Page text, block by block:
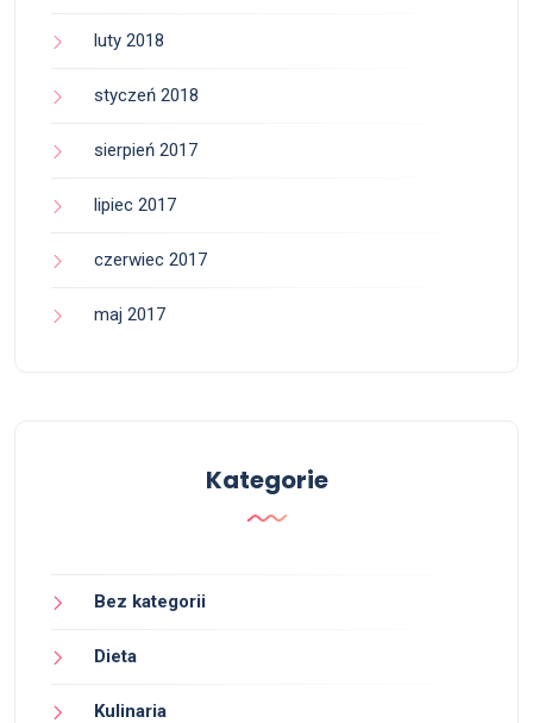
luty 2018
styczeń 2018
sierpień 2017
lipiec 2017
czerwiec 2017
maj 2017
Kategorie
Bez kategorii
Dieta
Kulinaria